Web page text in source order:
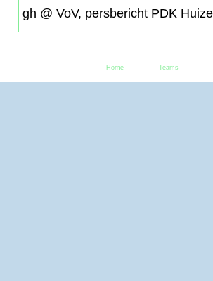
gh @ VoV, persbericht PDK
Home Teams